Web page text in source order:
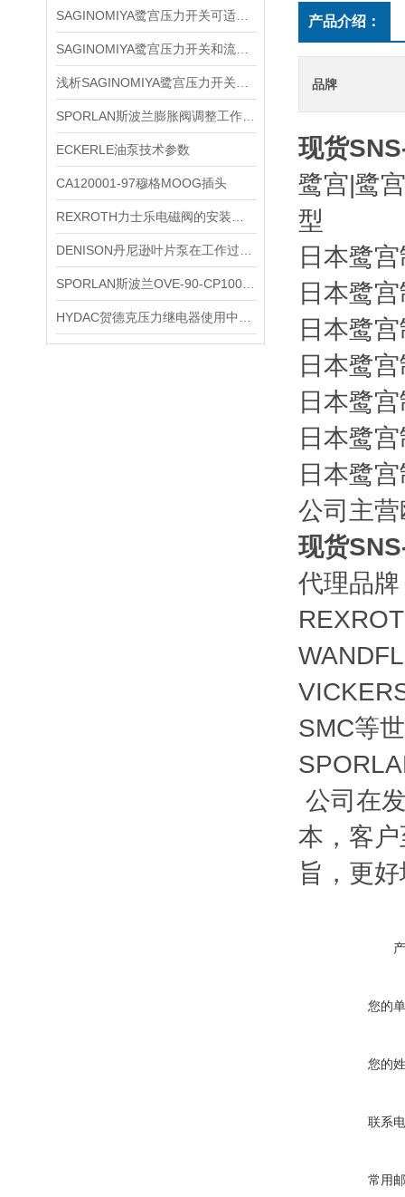
ECKERLE油泵技术参数
CA120001-97穆格MOOG插头
产品介绍：
品牌
现货
鹭宫|鹭
型
日本鹭
日本鹭
日本鹭
日本鹭
日本鹭
日本鹭
日本鹭
公司主
现货
代理品牌
SMC等
公司在
本，客户
旨，更
您的
您的
联系
常用